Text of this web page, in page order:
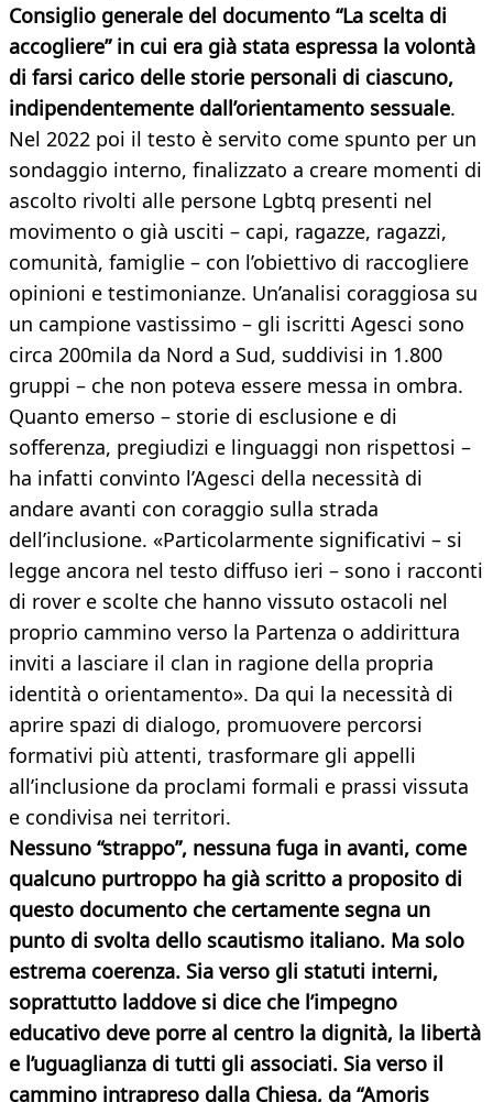
Consiglio generale del documento “La scelta di
accogliere” in cui era già stata espressa la volontà
di farsi carico delle storie personali di ciascuno,
indipendentemente dall’orientamento sessuale.
Nel 2022 poi il testo è servito come spunto per un
sondaggio interno, finalizzato a creare momenti di
ascolto rivolti alle persone Lgbtq presenti nel
movimento o già usciti – capi, ragazze, ragazzi,
comunità, famiglie – con l’obiettivo di raccogliere
opinioni e testimonianze. Un’analisi coraggiosa su
un campione vastissimo – gli iscritti Agesci sono
circa 200mila da Nord a Sud, suddivisi in 1.800
gruppi – che non poteva essere messa in ombra.
Quanto emerso – storie di esclusione e di
sofferenza, pregiudizi e linguaggi non rispettosi –
ha infatti convinto l’Agesci della necessità di
andare avanti con coraggio sulla strada
dell’inclusione. «Particolarmente significativi – si
legge ancora nel testo diffuso ieri – sono i racconti
di rover e scolte che hanno vissuto ostacoli nel
proprio cammino verso la Partenza o addirittura
inviti a lasciare il clan in ragione della propria
identità o orientamento». Da qui la necessità di
aprire spazi di dialogo, promuovere percorsi
formativi più attenti, trasformare gli appelli
all’inclusione da proclami formali e prassi vissuta
e condivisa nei territori.
Nessuno “strappo”, nessuna fuga in avanti, come
qualcuno purtroppo ha già scritto a proposito di
questo documento che certamente segna un
punto di svolta dello scautismo italiano. Ma solo
estrema coerenza. Sia verso gli statuti interni,
soprattutto laddove si dice che l’impegno
educativo deve porre al centro la dignità, la libertà
e l’uguaglianza di tutti gli associati. Sia verso il
cammino intrapreso dalla Chiesa, da “Amoris